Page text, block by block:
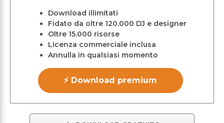
Download illimitati
Fidato da oltre 120.000 DJ e designer
Oltre 15.000 risorse
Licenza commerciale inclusa
Annulla in qualsiasi momento
⚡ Download premium